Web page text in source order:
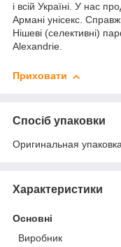
і всій Україні. У нас
Армані унісекс.
Нішеві (селективні)
Alexandrie.
Приховати
Спосіб упаковки
Оригинальная
Характеристики
Основні
Виробник